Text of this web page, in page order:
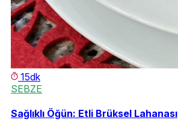
15dk
SEBZE
Sağlıklı Öğün: Etli Brüksel Lahanası